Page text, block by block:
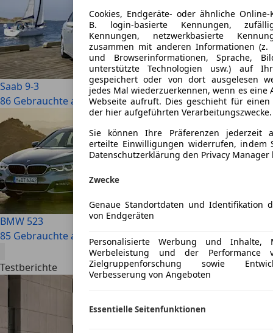
Saab 9-3
86 Gebrauchte ab € 300
BMW 523
85 Gebrauchte ab € 1.390
Testberichte
Cookies, Endgeräte- oder ähnliche Online-
B. login-basierte Kennungen,
Kennungen, netzwerkbasierte
zusammen mit anderen Informationen (z.
und Browserinformationen, Sprache,
unterstützte Technologien usw.) auf
gespeichert oder von dort ausgelesen
jedes Mal wiederzuerkennen, wenn es eine
Webseite aufruft. Dies geschieht für
der hier aufgeführten Verarbeitungszwecke.
Sie können Ihre Präferenzen jederzeit
erteilte Einwilligungen widerrufen, indem
Datenschutzerklärung den Privacy Manager
Zwecke
Genaue Standortdaten und Identifikation
von Endgeräten
Personalisierte Werbung und Inhalte,
Werbeleistung und der Performance
Zielgruppenforschung sowie
Verbesserung von Angeboten
Essentielle Seitenfunktionen